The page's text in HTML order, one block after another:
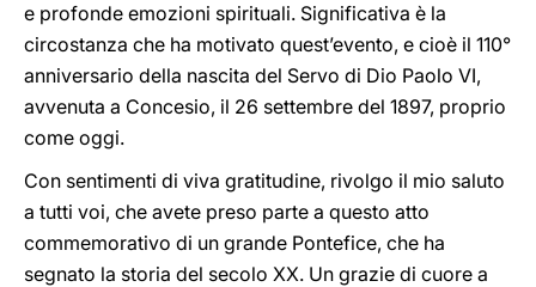
e profonde emozioni spirituali. Significativa è la
circostanza che ha motivato quest’evento, e cioè il 110°
anniversario della nascita del Servo di Dio Paolo VI,
avvenuta a Concesio, il 26 settembre del 1897, proprio
come oggi.
Con sentimenti di viva gratitudine, rivolgo il mio saluto
a tutti voi, che avete preso parte a questo atto
commemorativo di un grande Pontefice, che ha
segnato la storia del secolo XX. Un grazie di cuore a